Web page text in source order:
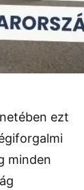
ezt
minden